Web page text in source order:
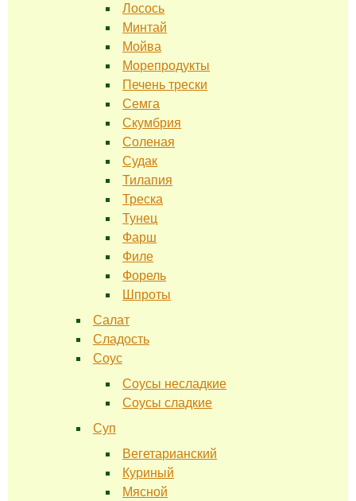
Лосось
Минтай
Мойва
Морепродукты
Печень трески
Семга
Скумбрия
Соленая
Судак
Тилапия
Треска
Тунец
Фарш
Филе
Форель
Шпроты
Салат
Сладость
Соус
Соусы несладкие
Соусы сладкие
Суп
Вегетарианский
Куриный
Мясной